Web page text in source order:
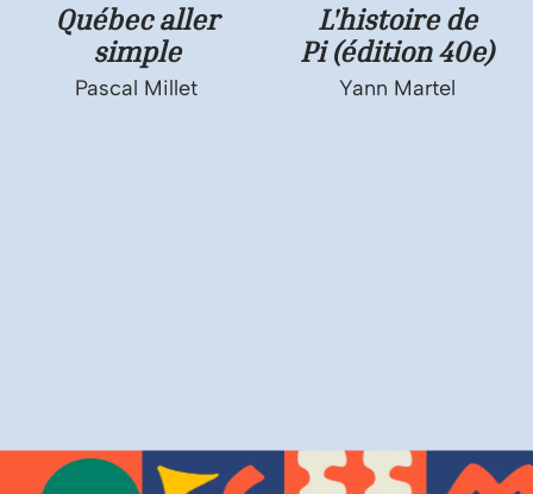
Québec aller
simple
Pascal Millet
L'histoire de
Pi (édition 40e)
Yann Martel